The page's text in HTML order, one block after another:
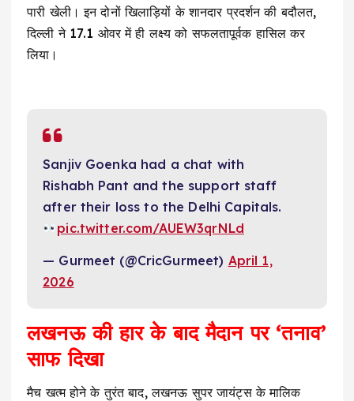
पारी खेली। इन दोनों खिलाड़ियों के शानदार प्रदर्शन की बदौलत,
दिल्ली ने 17.1 ओवर में ही लक्ष्य को सफलतापूर्वक हासिल कर
लिया।
Sanjiv Goenka had a chat with
Rishabh Pant and the support staff
after their loss to the Delhi Capitals.
pic.twitter.com/AUEW3qrNLd
— Gurmeet (@CricGurmeet) April 1,
2026
लखनऊ की हार के बाद मैदान पर ‘तनाव’
साफ दिखा
मैच खत्म होने के तुरंत बाद, लखनऊ सुपर जायंट्स के मालिक